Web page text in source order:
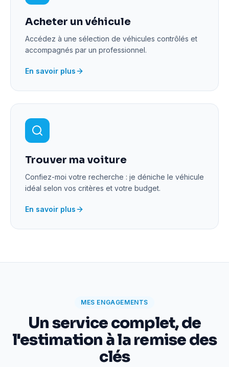
Acheter un véhicule
Accédez à une sélection de véhicules contrôlés et
accompagnés par un professionnel.
En savoir plus
Trouver ma voiture
Confiez-moi votre recherche : je déniche le véhicule
idéal selon vos critères et votre budget.
En savoir plus
MES ENGAGEMENTS
Un service complet, de
l'estimation à la remise des
clés